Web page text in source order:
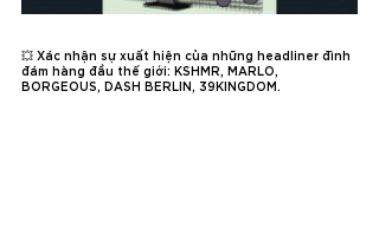
💥 Xác nhận sự xuất hiện của những headliner đình
đám hàng đầu thế giới: KSHMR, MARLO,
BORGEOUS, DASH BERLIN, 39KINGDOM.